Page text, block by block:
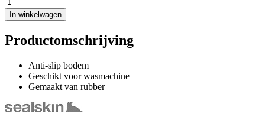
In winkelwagen
Productomschrijving
Anti-slip bodem
Geschikt voor wasmachine
Gemaakt van rubber